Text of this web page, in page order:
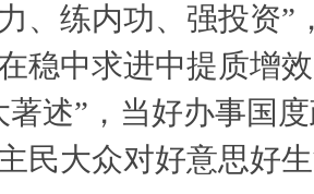
、练内功、强投资”
稳中求进中提质增
著述”，当好办事国
民大众对好意思好